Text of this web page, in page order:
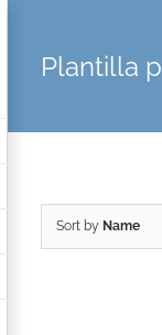
Plantilla
Sort by Name